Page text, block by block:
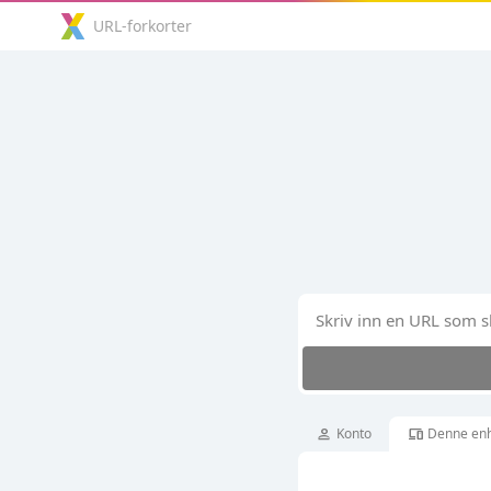
URL-forkorter
person Konto devices Denne